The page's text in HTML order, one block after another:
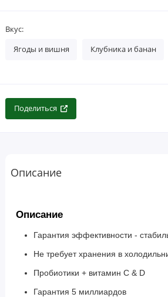
Вкус:
Ягоды и вишня Клубника и банан
Поделиться
Описание
Описание
Гарантия эффективности -
Не требует хранения в
Пробиотики + витамин C & D
Гарантия 5 миллиардов